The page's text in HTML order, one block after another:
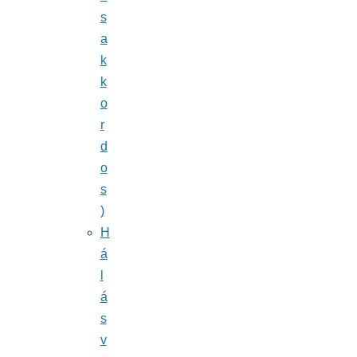
s
a
k
k
o
r
d
o
s
)
H
á
á
s
v